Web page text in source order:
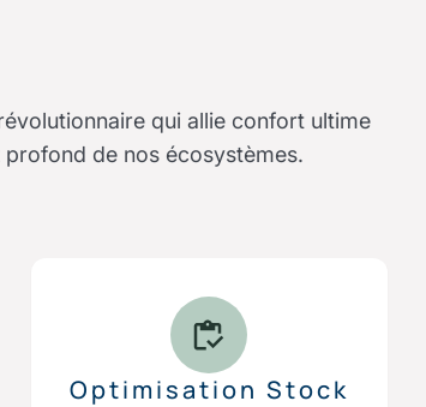
qui allie confort ultime
de nos écosystèmes.
Optimisation Stock